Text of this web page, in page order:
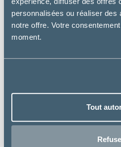
personnalisées ou réaliser des
notre offre. Votre
moment.
Tout
LAXATONE PLUS -
19.99 €